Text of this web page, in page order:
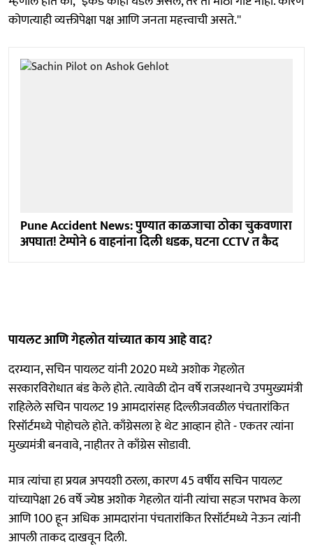
कोणत्याही व्यक्तीपेक्षा पक्ष आणि जनता महत्त्वाची असते.''
Pune Accident News: पुण्यात काळजाचा ठोका चुकवणारा
अपघात! टेम्पोने 6 वाहनांना दिली धडक, घटना CCTV त कैद
पायलट आणि गेहलोत यांच्यात काय आहे वाद?
दरम्यान, सचिन पायलट यांनी 2020 मध्ये अशोक गेहलोत
सरकारविरोधात बंड केले होते. त्यावेळी दोन वर्षे राजस्थानचे उपमुख्यमंत्री
राहिलेले सचिन पायलट 19 आमदारांसह दिल्लीजवळील पंचतारांकित
रिसॉर्टमध्ये पोहोचले होते. काँग्रेसला हे थेट आव्हान होते - एकतर त्यांना
मुख्यमंत्री बनवावे, नाहीतर ते काँग्रेस सोडावी.
मात्र त्यांचा हा प्रयत्न अपयशी ठरला, कारण 45 वर्षीय सचिन पायलट
यांच्यापेक्षा 26 वर्षे ज्येष्ठ अशोक गेहलोत यांनी त्यांचा सहज पराभव केला
आणि 100 हून अधिक आमदारांना पंचतारांकित रिसॉर्टमध्ये नेऊन त्यांनी
आपली ताकद दाखवून दिली.